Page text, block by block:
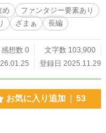
セントの元婚約者だと名乗
虐めだった。 虐めに必
希望を見出したルディアだ
、湖に身を投げてしまう。
静かに湖の底で息絶えてし
てもう一度、自分で選ぶん
め
ファンタジー要素あり
ざまぁ 長編
感想数 0
文字数 103,900
登録日 2025.11.29
お気に入り追加 53